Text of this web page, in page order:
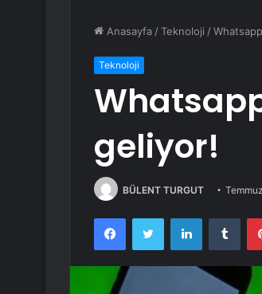
Anasayfa /Teknoloji /
Teknoloji
geliyor!
BÜLENT TURGUT
FacebookTwitter LinkedIn